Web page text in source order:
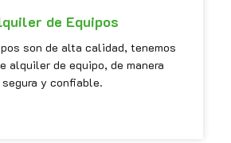
de Equipos
son de alta calidad, tenemos
alquiler de equipo, de manera
segura y confiable.